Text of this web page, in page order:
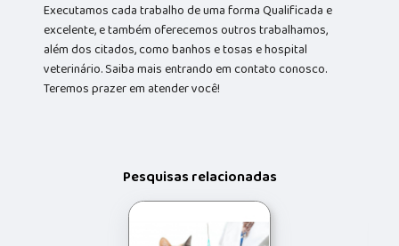
Executamos cada trabalho de uma forma Qualificada e
excelente, e também oferecemos outros trabalhamos,
além dos citados, como banhos e tosas e hospital
veterinário. Saiba mais entrando em contato conosco.
Teremos prazer em atender você!
Pesquisas relacionadas